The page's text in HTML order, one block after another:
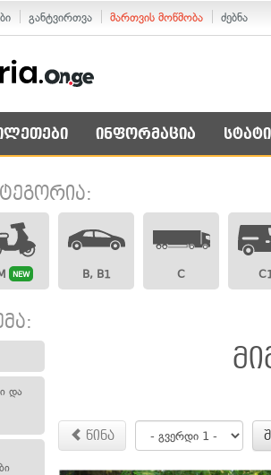
განტვირთვა მართვის მოწმობა ძებნა
ინფორმაცია
NEW B, B1 C
და
წინა